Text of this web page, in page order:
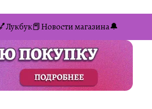
Лукбук📕Новости магазина🔔